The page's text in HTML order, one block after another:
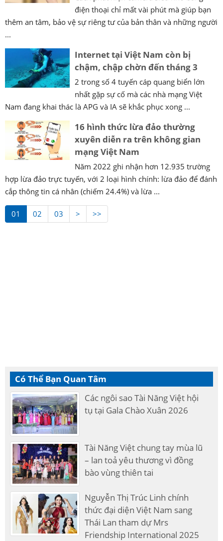
điện thoại chỉ mất vài phút mà giúp bạn
thêm an tâm, bảo vệ sự riêng tư của bản thân và những người
...
Internet tại Việt Nam còn bị
chậm, chập chờn đến tháng 3
2 trong số 4 tuyến cáp quang biển lớn
nhất gặp sự cố mà các nhà mạng Việt
Nam đang khai thác là APG và IA sẽ khắc phục xong ...
16 hình thức lừa đảo thường
xuyên diễn ra trên không gian
mạng Việt Nam
Năm 2022 ghi nhận hơn 12.935 trường
hợp lừa đảo trực tuyến, với 2 loại hình chính: lừa đảo để đánh
cắp thông tin cá nhân (chiếm 24.4%) và lừa ...
01 02 03 > >>
Có Thể Bạn Quan Tâm
Các ngôi sao Tài Năng Việt hội
tụ tại Gala Chào Xuân 2026
Tài Năng Việt chung tay mùa lũ
– lan toả yêu thương vì đồng
bào vùng thiên tai
Nguyễn Thị Trúc Linh chính
thức đại diện Việt Nam sang
Thái Lan tham dự Mrs
Friendship International 2025